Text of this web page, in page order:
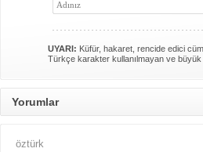
UYARI: Küfür, hakaret, rencide edici
Türkçe karakter kullanılmayan ve büyük
Yorumlar
öztürk